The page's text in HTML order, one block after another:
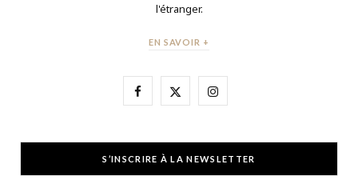
l'étranger.
EN SAVOIR +
F
e
X
w
I
t
S’INSCRIRE À LA NEWSLETTER